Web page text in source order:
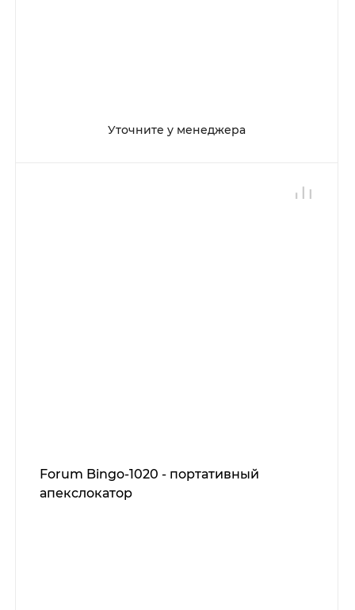
Уточните у менеджера
Forum Bingo-1020 - портативный
апекслокатор